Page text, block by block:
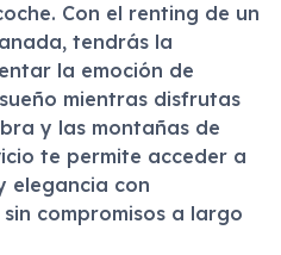
Con el renting de un
tendrás la
la emoción de
mientras disfrutas
y las montañas de
te permite acceder a
elegancia con
compromisos a largo